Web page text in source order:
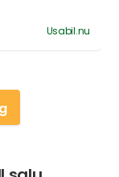
Usabil.nu